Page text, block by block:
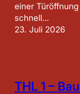
einer
schnell…
23. Juli 2026
THL 1 –